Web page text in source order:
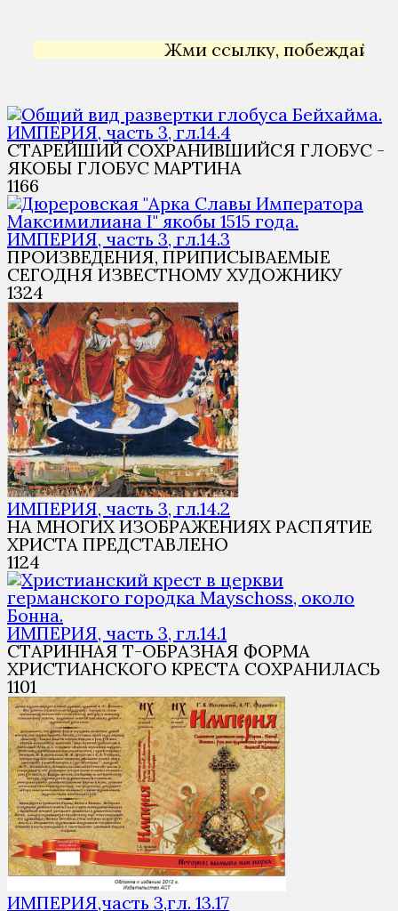
Жми ссылку, побеждай →
ИМПЕРИЯ, часть 3, гл.14.4
СТАРЕЙШИЙ СОХРАНИВШИЙСЯ ГЛОБУС -
ЯКОБЫ ГЛОБУС МАРТИНА
1166
ИМПЕРИЯ, часть 3, гл.14.3
ПРОИЗВЕДЕНИЯ, ПРИПИСЫВАЕМЫЕ
СЕГОДНЯ ИЗВЕСТНОМУ ХУДОЖНИКУ
1324
ИМПЕРИЯ, часть 3, гл.14.2
НА МНОГИХ ИЗОБРАЖЕНИЯХ РАСПЯТИЕ
ХРИСТА ПРЕДСТАВЛЕНО
1124
ИМПЕРИЯ, часть 3, гл.14.1
СТАРИННАЯ Т-ОБРАЗНАЯ ФОРМА
ХРИСТИАНСКОГО КРЕСТА СОХРАНИЛАСЬ
1101
ИМПЕРИЯ,часть 3,гл. 13.17